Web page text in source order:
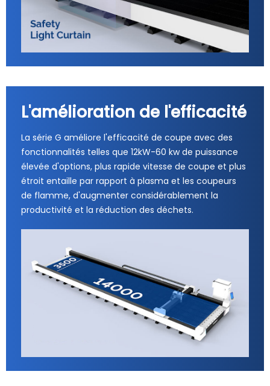
L'amélioration de l'efficacité
La série G améliore l'efficacité de coupe avec des
fonctionnalités telles que 12kW-60 kw de puissance
élevée d'options, plus rapide vitesse de coupe et plus
étroit entaille par rapport à plasma et les coupeurs
de flamme, d'augmenter considérablement la
productivité et la réduction des déchets.